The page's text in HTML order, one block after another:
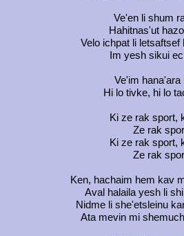
Ve'en li shum
Hahitnas'ut
Velo ichpat li
Im yesh sikui
Ve'im
Hi lo tivke, hi lo
Ki ze rak sport,
Ze rak
Ki ze rak sport,
Ze rak
Ken, hachaim hem kav
Aval halaila yesh li
Nidme li she'etsleinu
Ata mevin mi